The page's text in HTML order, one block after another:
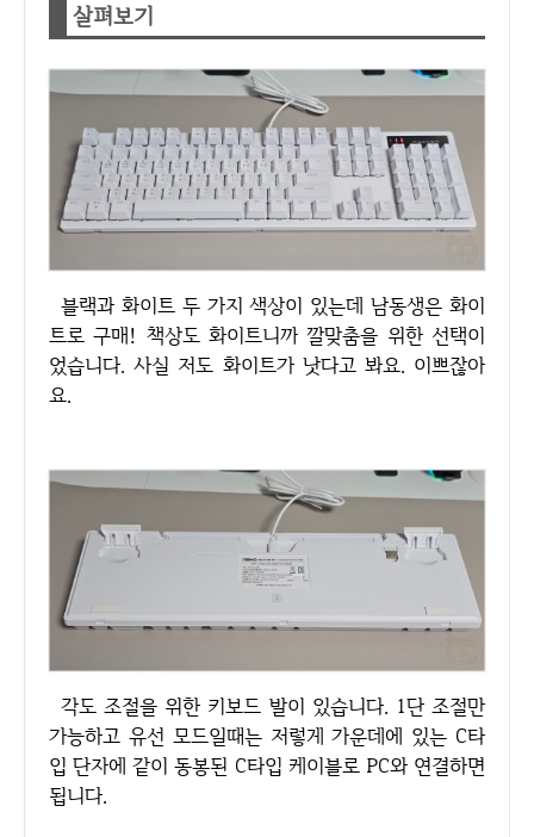
살펴보기
블랙과 화이트 두 가지 색상이 있는데 남동생은 화이
트로 구매! 책상도 화이트니까 깔맞춤을 위한 선택이
었습니다. 사실 저도 화이트가 낫다고 봐요. 이쁘잖아
요.
각도 조절을 위한 키보드 발이 있습니다. 1단 조절만
가능하고 유선 모드일때는 저렇게 가운데에 있는 C타
입 단자에 같이 동봉된 C타입 케이블로 PC와 연결하면
됩니다.